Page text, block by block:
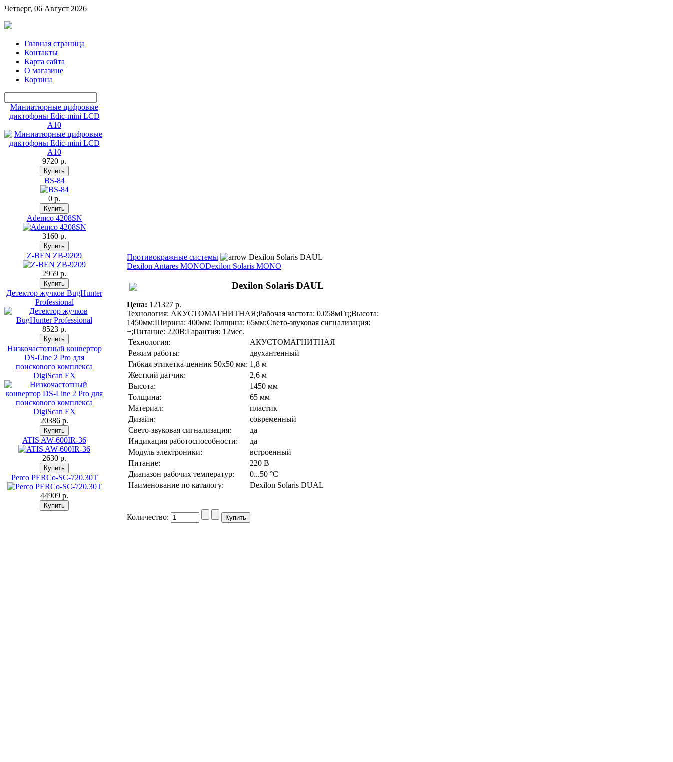
Четверг, 06 Август 2026
Главная страница
Контакты
Карта сайта
О магазине
Корзина
Миниатюрные цифровые
диктофоны Edic-mini LCD
A10
9720 p.
BS-84
0 p.
Ademco 4208SN
3160 p.
Z-BEN ZB-9209
2959 p.
Детектор жучков BugHunter
Professional
8523 p.
Низкочастотный конвертор
DS-Line 2 Pro для
поискового комплекса
DigiScan EX
20386 p.
ATIS AW-600IR-36
2630 p.
Perco PERCo-SC-720.30T
44909 p.
Противокражные системы
Dexilon Solaris DAUL
Dexilon Antares MONODexilon Solaris MONO
Dexilon Solaris DAUL
Цена: 121327 p.
Технология: АКУСТОМАГНИТНАЯ;Рабочая частота: 0.058мГц;Высота:
1450мм;Ширина: 400мм;Толщина: 65мм;Свето-звуковая сигнализация:
+;Питание: 220В;Гарантия: 12мес.
Технология:
АКУСТОМАГНИТНАЯ
Режим работы:
двухантенный
Гибкая этикетка-ценник 50х50 мм: 1,8 м
Жесткий датчик:
2,6 м
Высота:
1450 мм
Толщина:
65 мм
Материал:
пластик
Дизайн:
современный
Свето-звуковая сигнализация:
да
Индикация работоспособности:
да
Модуль электроники:
встроенный
Питание:
220 В
Диапазон рабочих температур:
0...50 °С
Наименование по каталогу:
Dexilon Solaris DUAL
Количество: